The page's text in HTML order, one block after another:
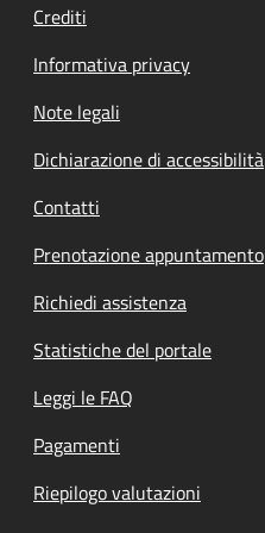
Crediti
Informativa privacy
Note legali
Dichiarazione di accessibilità
Contatti
Prenotazione appuntamento
Richiedi assistenza
Statistiche del portale
Leggi le FAQ
Pagamenti
Riepilogo valutazioni